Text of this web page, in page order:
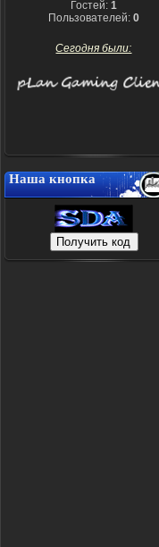
Гостей: 1
Пользователей: 0
Сегодня были:
Наша кнопка